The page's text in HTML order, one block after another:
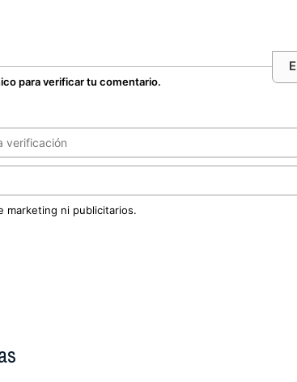
para verificar tu comentario.
marketing ni publicitarios.